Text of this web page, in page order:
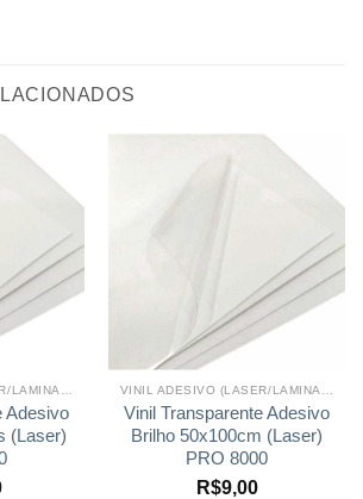
Adesivo
(Laser)
Vinil Transparente Adesivo
Brilho 50x100cm (Laser)
PRO 8000
R$9,00